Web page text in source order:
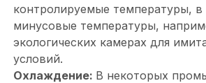
контролируемые температуры, в
минусовые температуры,
экологических камерах для
условий.
Охлаждение: В некоторых